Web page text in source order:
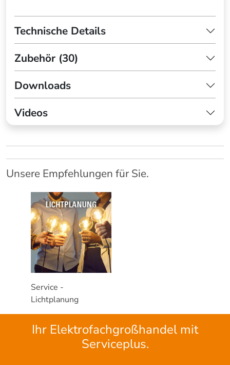
Technische Details
Zubehör (30)
Downloads
Videos
Unsere Empfehlungen für Sie.
Service -
Lichtplanung
Ihr Elektrofachgroßhandel mit
Serviceplus.